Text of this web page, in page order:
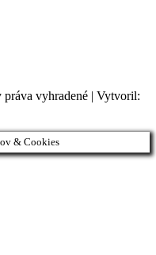
vyhradené | Vytvoril:
& Cookies